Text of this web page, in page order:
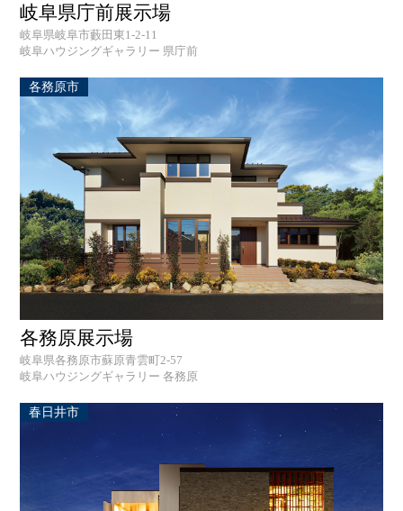
岐阜県庁前展示場
岐阜県岐阜市藪田東1-2-11
岐阜ハウジングギャラリー 県庁前
各務原市
各務原展示場
岐阜県各務原市蘇原青雲町2-57
岐阜ハウジングギャラリー 各務原
春日井市